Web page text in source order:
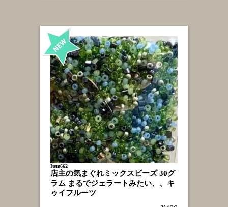
Item662
店主の気まぐれミックスビーズ 30グ
ラム まるでジェラートみたい、、キ
ゥイフルーツ